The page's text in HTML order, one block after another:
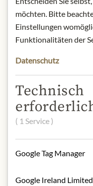
wineries,
López de
for the entire
(Único,
Alcohol
Origin:
Contact:
Valbuena de
* Wir bitten
möchten. Bitte
Einstellungen
Funktionalitäten der
Datenschutz
Technisch
( 1 Service )
Google Tag Manager
Google Ireland Limited